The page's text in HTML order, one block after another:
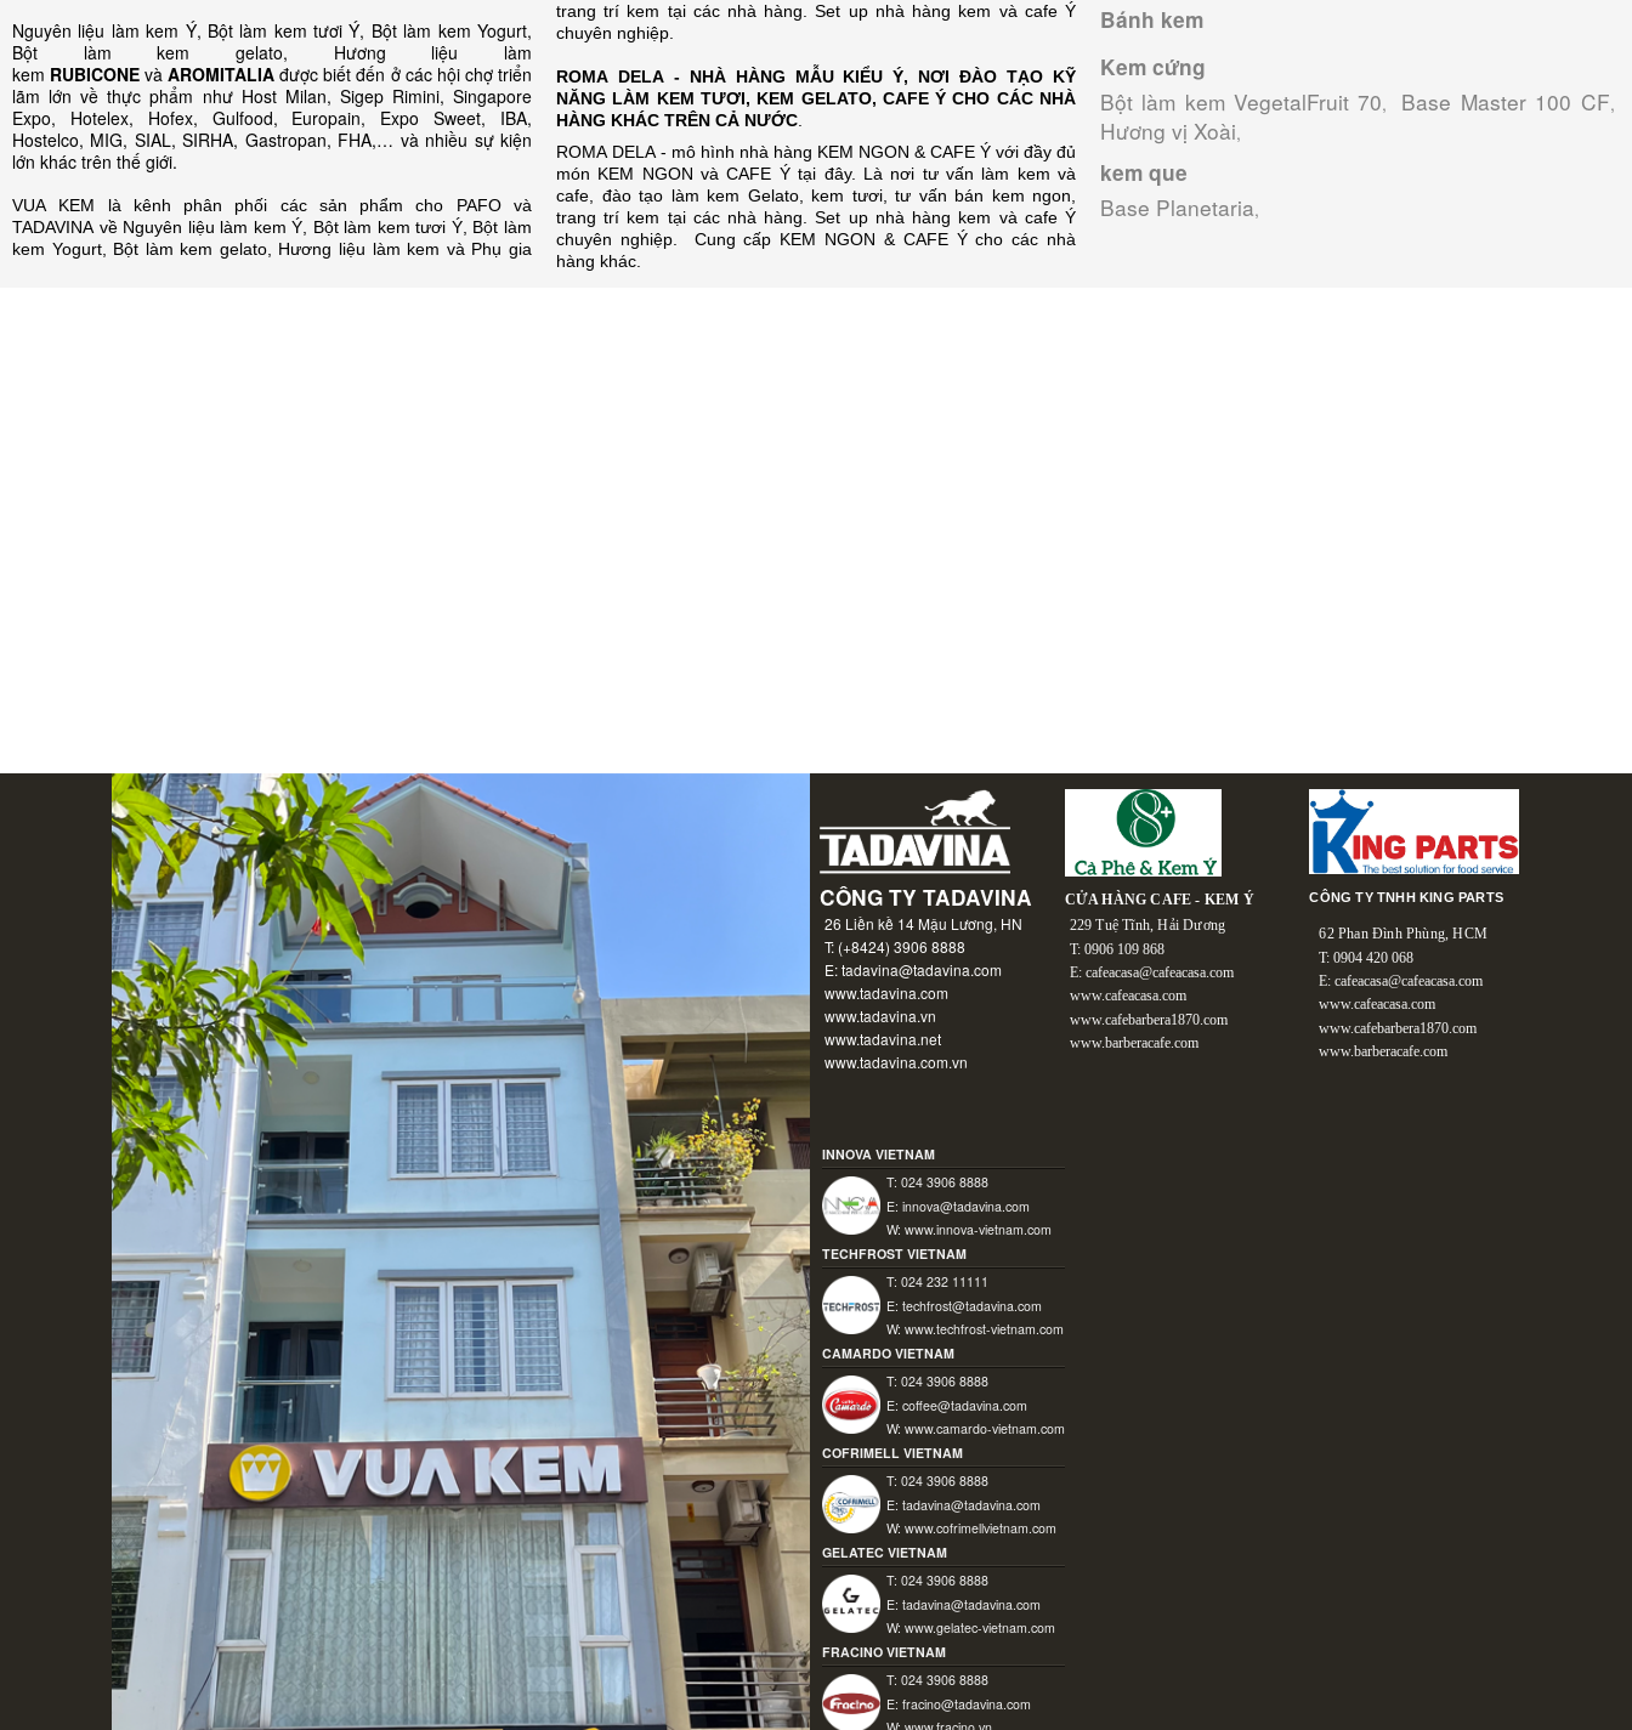
Nguyên liệu làm kem Ý, Bột làm kem tươi Ý, Bột làm kem Yogurt,
Bột làm kem gelato, Hương liệu làm
kem RUBICONE và AROMITALIA được biết đến ở các hội chợ triển
lãm lớn về thực phẩm như Host Milan, Sigep Rimini, Singapore
Expo, Hotelex, Hofex, Gulfood, Europain, Expo Sweet, IBA,
Hostelco, MIG, SIAL, SIRHA, Gastropan, FHA,… và nhiều sự kiện
lớn khác trên thế giới.
VUA KEM là kênh phân phối các sản phẩm cho PAFO và
TADAVINA về Nguyên liệu làm kem Ý, Bột làm kem tươi Ý, Bột làm
kem Yogurt, Bột làm kem gelato, Hương liệu làm kem và Phụ gia
trang trí kem tại các nhà hàng. Set up nhà hàng kem và cafe Ý
chuyên nghiệp.
ROMA DELA - NHÀ HÀNG MẪU KIỂU Ý, NƠI ĐÀO TẠO KỸ
NĂNG LÀM KEM TƯƠI, KEM GELATO, CAFE Ý CHO CÁC NHÀ
HÀNG KHÁC TRÊN CẢ NƯỚC
ROMA DELA - mô hình nhà hàng KEM NGON & CAFE Ý với đầy đủ
món KEM NGON và CAFE Ý tại đây. Là nơi tư vấn làm kem và
cafe, đào tạo làm kem Gelato, kem tươi, tư vấn bán kem ngon,
trang trí kem tại các nhà hàng. Set up nhà hàng kem và cafe Ý
chuyên nghiệp. Cung cấp KEM NGON & CAFE Ý cho các nhà
hàng khác.
Bánh kem
Kem cứng
Bột làm kem VegetalFruit 70, Base Master 100 CF,
Hương vị Xoài,
kem que
Base Planetaria,